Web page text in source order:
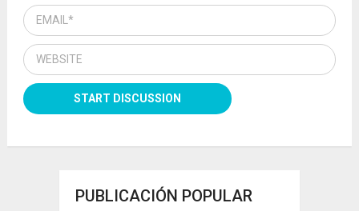
PUBLICACIÓN POPULAR